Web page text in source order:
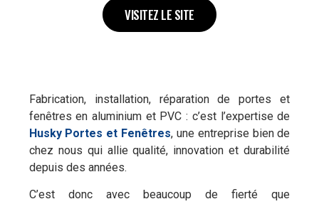
VISITEZ LE SITE
Fabrication, installation, réparation de portes et
fenêtres en aluminium et PVC : c’est l’expertise de
Husky Portes et Fenêtres, une entreprise bien de
chez nous qui allie qualité, innovation et durabilité
depuis des années.
C’est donc avec beaucoup de fierté que